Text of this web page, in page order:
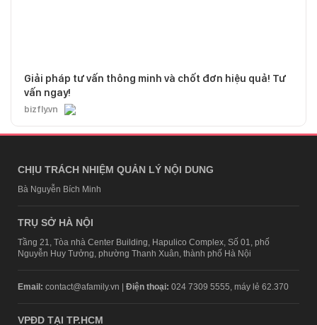
Giải pháp tư vấn thông minh và chốt đơn hiệu quả! Tư
vấn ngay!
bizfly.vn
CHỊU TRÁCH NHIỆM QUẢN LÝ NỘI DUNG
Bà Nguyễn Bích Minh
TRỤ SỞ HÀ NỘI
Tầng 21, Tòa nhà Center Building, Hapulico Complex, Số 01, phố
Nguyễn Huy Tưởng, phường Thanh Xuân, thành phố Hà Nội
Email: contact@afamily.vn | Điện thoại: 024 7309 5555, máy lẻ 62.370
VPĐD TẠI TP.HCM